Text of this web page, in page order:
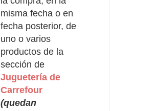
misma fecha o en
fecha posterior, de
uno o varios
productos de la
sección de
Juguetería de
Carrefour
(quedan